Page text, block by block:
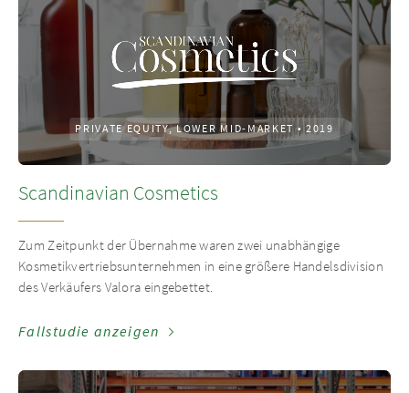
PRIVATE EQUITY, LOWER MID-MARKET • 2019
Scandinavian Cosmetics
Zum Zeitpunkt der Übernahme waren zwei unabhängige
Kosmetikvertriebsunternehmen in eine größere Handelsdivision
des Verkäufers Valora eingebettet.
Fallstudie anzeigen